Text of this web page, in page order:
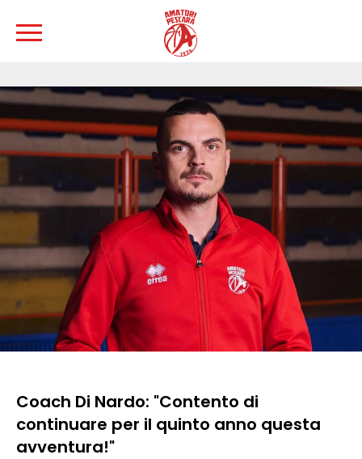
Coach Di Nardo: "Contento di
continuare per il quinto anno questa
avventura!"